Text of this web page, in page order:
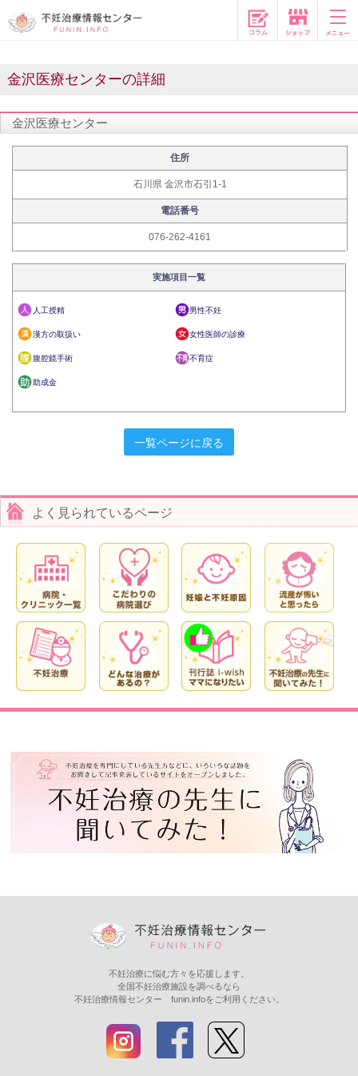
コラム
金沢医療センターの詳細
金沢医療センター
住所
石川県 金沢市石引1-1
電話番号
076-262-4161
実施項目一覧
人工授精 男性不妊
漢方の取扱い 女性医師の診療
腹腔鏡手術 不育症
助成金
一覧ページに戻る
よく見られているページ
不妊治療に悩む方々を応援します。
全国不妊治療施設を調べるなら
不妊治療情報センター funin.infoをご利用ください。